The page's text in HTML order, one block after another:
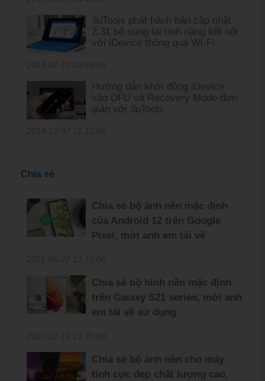
3uTools phát hành bản cập nhật
2.31 bổ sung lại tính năng kết nối
với iDevice thông qua Wi-Fi
Hướng dẫn khởi động iDevice
vào DFU và Recovery Mode đơn
giản với 3uTools
Chia sẻ
Chia sẻ bộ ảnh nền mặc định
của Android 12 trên Google
Pixel, mời anh em tải về
Chia sẻ bộ hình nền mặc định
trên Galaxy S21 series, mời anh
em tải về sử dụng
Chia sẻ bộ ảnh nền cho máy
tính cực đẹp chất lượng cao,